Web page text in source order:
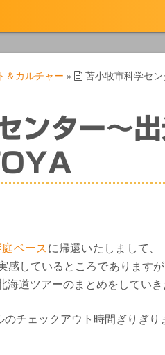
＆カルチャー » 苫小牧市科学セ
ンター～
庭ベース に帰還いたしまして、
感しているところであります
道ツアーのまとめをしていき
チェックアウト時間ぎりぎり